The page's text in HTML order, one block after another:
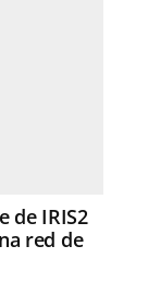
de IRIS2
red de